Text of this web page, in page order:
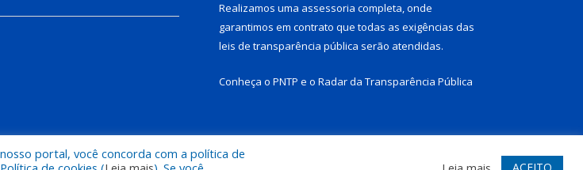
Realizamos uma assessoria completa, onde
garantimos em contrato que todas as exigências das
leis de transparência pública serão atendidas.
Conheça o PNTP e o Radar da Transparência Pública
Mapa do Site Acessar Webmail
portal, você concorda com a política de
ACEITO